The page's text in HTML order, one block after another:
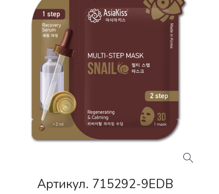
Артикул. 715292-9EDB